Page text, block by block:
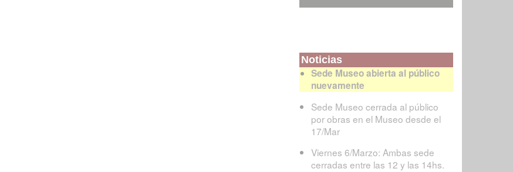
Noticias
Sede Museo abierta al público
nuevamente
Sede Museo cerrada al público
por obras en el Museo desde el
17/Mar
Viernes 6/Marzo: Ambas sede
cerradas entre las 12 y las 14hs.